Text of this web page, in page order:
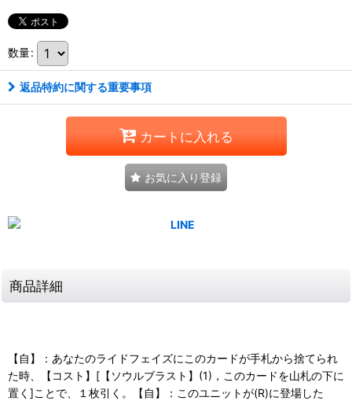
数量:
返品特約に関する重要事項
カートに入れる
お気に入り登録
商品詳細
【自】：あなたのライドフェイズにこのカードが手札から捨てられ
た時、【コスト】[【ソウルブラスト】(1)，このカードを山札の下に
置く]ことで、１枚引く。【自】：このユニットが(R)に登場した